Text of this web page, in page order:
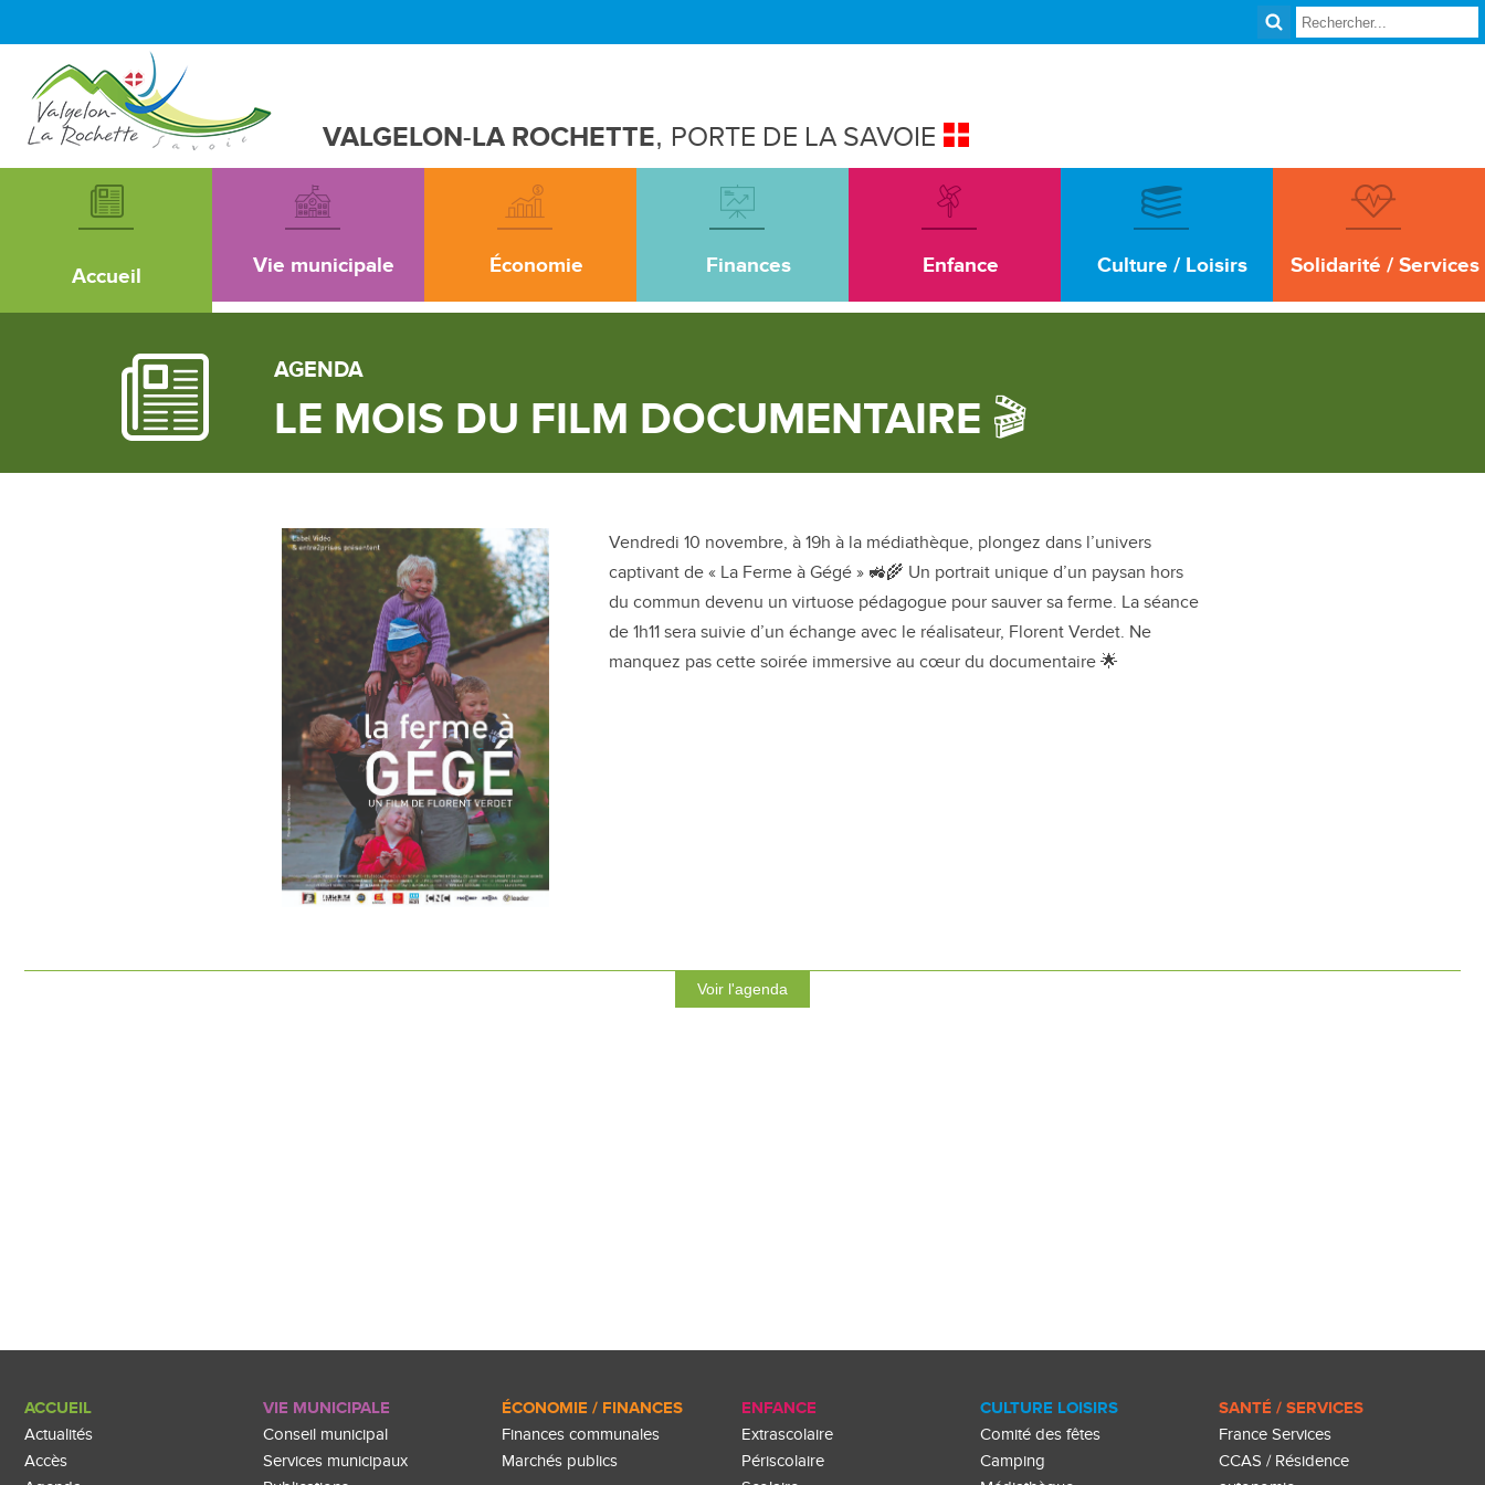
VALGELON-LA ROCHETTE, PORTE DE LA SAVOIE
Accueil Vie municipale Économie Finances Enfance Culture / Loisirs Solidarité / Services
AGENDA
LE MOIS DU FILM DOCUMENTAIRE 🎬
Vendredi 10 novembre, à 19h à la médiathèque, plongez dans l’univers
captivant de « La Ferme à Gégé » 🚜🌾 Un portrait unique d’un paysan hors
du commun devenu un virtuose pédagogue pour sauver sa ferme. La séance
de 1h11 sera suivie d’un échange avec le réalisateur, Florent Verdet. Ne
manquez pas cette soirée immersive au cœur du documentaire 🌟
Voir l'agenda
ACCUEIL
Actualités
Accès
VIE MUNICIPALE
Conseil municipal
Services municipaux
ÉCONOMIE / FINANCES
Finances communales
Marchés publics
ENFANCE
Extrascolaire
Périscolaire
CULTURE LOISIRS
Comité des fêtes
Camping
SANTÉ / SERVICES
France Services
CCAS / Résidence